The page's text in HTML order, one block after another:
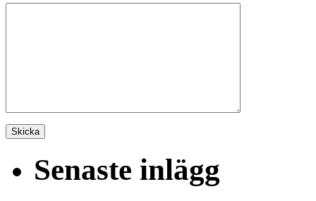
Senaste inlägg